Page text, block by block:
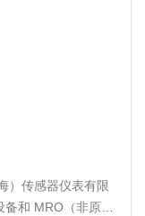
）传感器仪表有限
和 MRO（非原料